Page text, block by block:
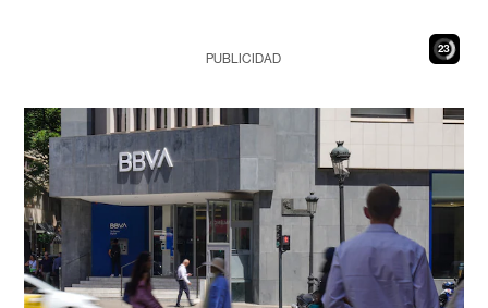
21
PUBLICIDAD